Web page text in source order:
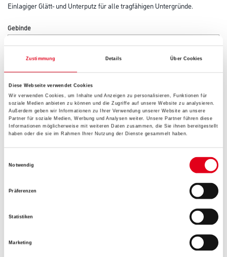
Zustimmung Details Über Cookies
Diese Webseite verwendet Cookies
Wir verwenden Cookies, um Inhalte und Anzeigen zu personalisieren, Funktionen für
soziale Medien anbieten zu können und die Zugriffe auf unsere Website zu analysieren.
Außerdem geben wir Informationen zu Ihrer Verwendung unserer Website an unsere
Partner für soziale Medien, Werbung und Analysen weiter. Unsere Partner führen diese
Informationen möglicherweise mit weiteren Daten zusammen, die Sie ihnen bereitgestellt
haben oder die sie im Rahmen Ihrer Nutzung der Dienste gesammelt haben.
Notwendig
Präferenzen
Statistiken
Marketing
Einlagiger Glätt- und Unterputz für alle tragfähigen Untergründe.
Gebinde
Umrechnungsfaktoren
- Geeignet für Küchen und Bäder im häuslichen Bereich